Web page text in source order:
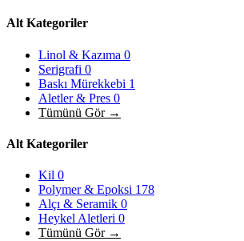
Alt Kategoriler
Linol & Kazıma 0
Serigrafi 0
Baskı Mürekkebi 1
Aletler & Pres 0
Tümünü Gör →
Alt Kategoriler
Kil 0
Polymer & Epoksi 178
Alçı & Seramik 0
Heykel Aletleri 0
Tümünü Gör →